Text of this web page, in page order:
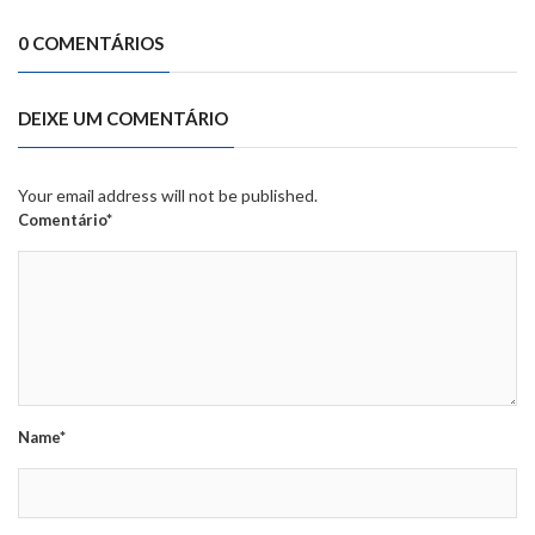
0 COMENTÁRIOS
DEIXE UM COMENTÁRIO
Your email address will not be published.
Comentário*
Name*